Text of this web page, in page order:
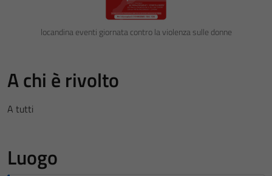
locandina eventi giornata contro la violenza sulle donne
A chi è rivolto
A tutti
Luogo